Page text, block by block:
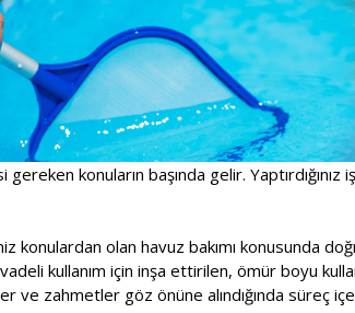
konuların başında gelir.
konulardan olan havuz bakımı konusunda
kullanım için inşa ettirilen, ömür boyu
zahmetler göz önüne alındığında süreç